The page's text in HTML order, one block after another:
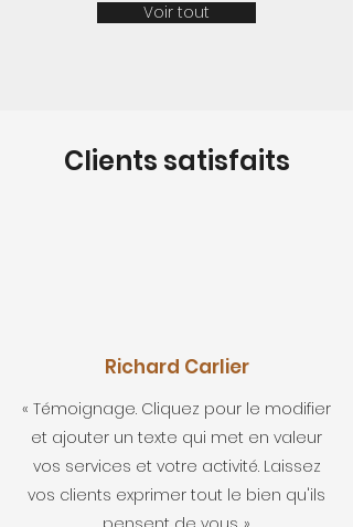
Voir tout
Clients satisfaits
Richard Carlier
« Témoignage. Cliquez pour le modifier
et ajouter un texte qui met en valeur
vos services et votre activité. Laissez
vos clients exprimer tout le bien qu'ils